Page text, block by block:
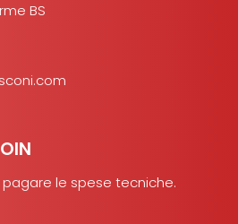
BS
pagare le spese tecniche.